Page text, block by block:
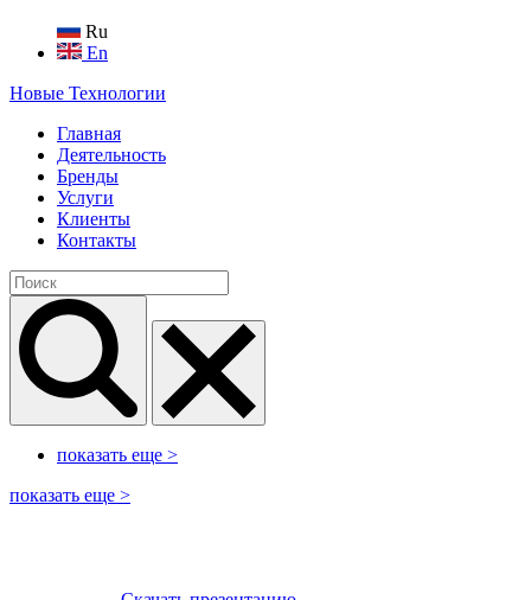
Ru
En
Новые Технологии
Главная
Деятельность
Бренды
Услуги
Клиенты
Контакты
показать еще >
показать еще >